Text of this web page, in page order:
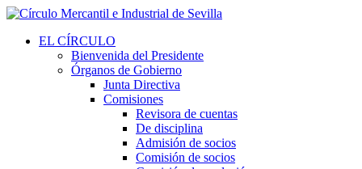
EL CÍRCULO
Bienvenida del Presidente
Órganos de Gobierno
Junta Directiva
Comisiones
Revisora de cuentas
De disciplina
Admisión de socios
Comisión de socios